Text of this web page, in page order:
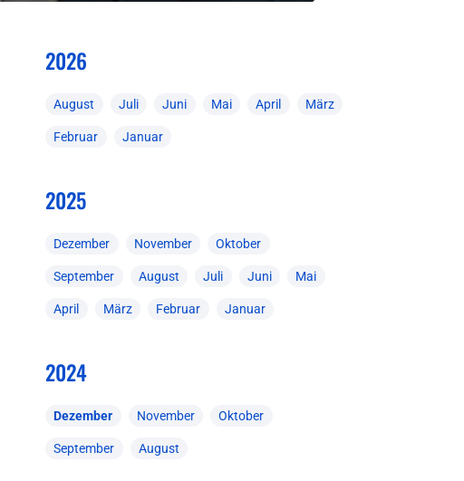
2026
August Juli Juni Mai April März
Februar Januar
2025
Dezember November Oktober
September August Juli Juni Mai
April März Februar Januar
2024
Dezember November Oktober
September August